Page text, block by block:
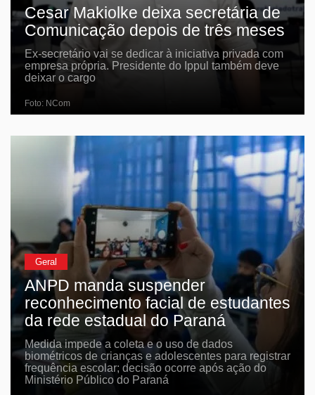
Cesar Makiolke deixa secretária de
Comunicação depois de três meses
Ex-secretário vai se dedicar à iniciativa privada com
empresa própria. Presidente do Ippul também deve
deixar o cargo
Foto: NCom
Geral
ANPD manda suspender
reconhecimento facial de estudantes
da rede estadual do Paraná
Medida impede a coleta e o uso de dados
biométricos de crianças e adolescentes para registrar
frequência escolar; decisão ocorre após ação do
Ministério Público do Paraná